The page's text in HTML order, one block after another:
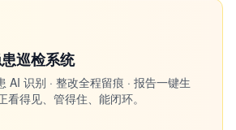
巡检系统
AI 识别 · 整改全程留痕 · 报告一键生
看得见、管得住、能闭环。